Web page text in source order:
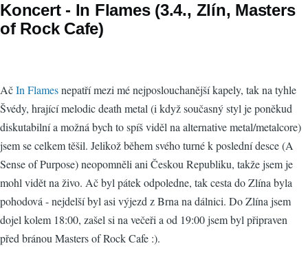
Koncert - In Flames (3.4., Zlín, Masters
of Rock Cafe)
AčIn Flamesnepatří mezi mé nejposlouchanější kapely, tak na tyhle
Švédy, hrající melodic death metal (i když současný styl je poněkud
diskutabilní a možná bych to spíš viděl na alternative metal/metalcore)
jsem se celkem těšil. Jelikož během svého turné k poslední desce (A
Sense of Purpose) neopomněli ani Českou Republiku, takže jsem je
mohl vidět na živo. Ač byl pátek odpoledne, tak cesta do Zlína byla
pohodová - nejdelší byl asi výjezd z Brna na dálnici. Do Zlína jsem
dojel kolem 18:00, zašel si na večeři a od 19:00 jsem byl připraven
před bránou Masters of Rock Cafe :).